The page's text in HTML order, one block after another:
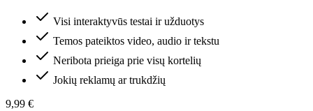
Visi interaktyvūs testai ir užduotys
Temos pateiktos video, audio ir tekstu
Neribota prieiga prie visų kortelių
Jokių reklamų ar trukdžių
9,99 €